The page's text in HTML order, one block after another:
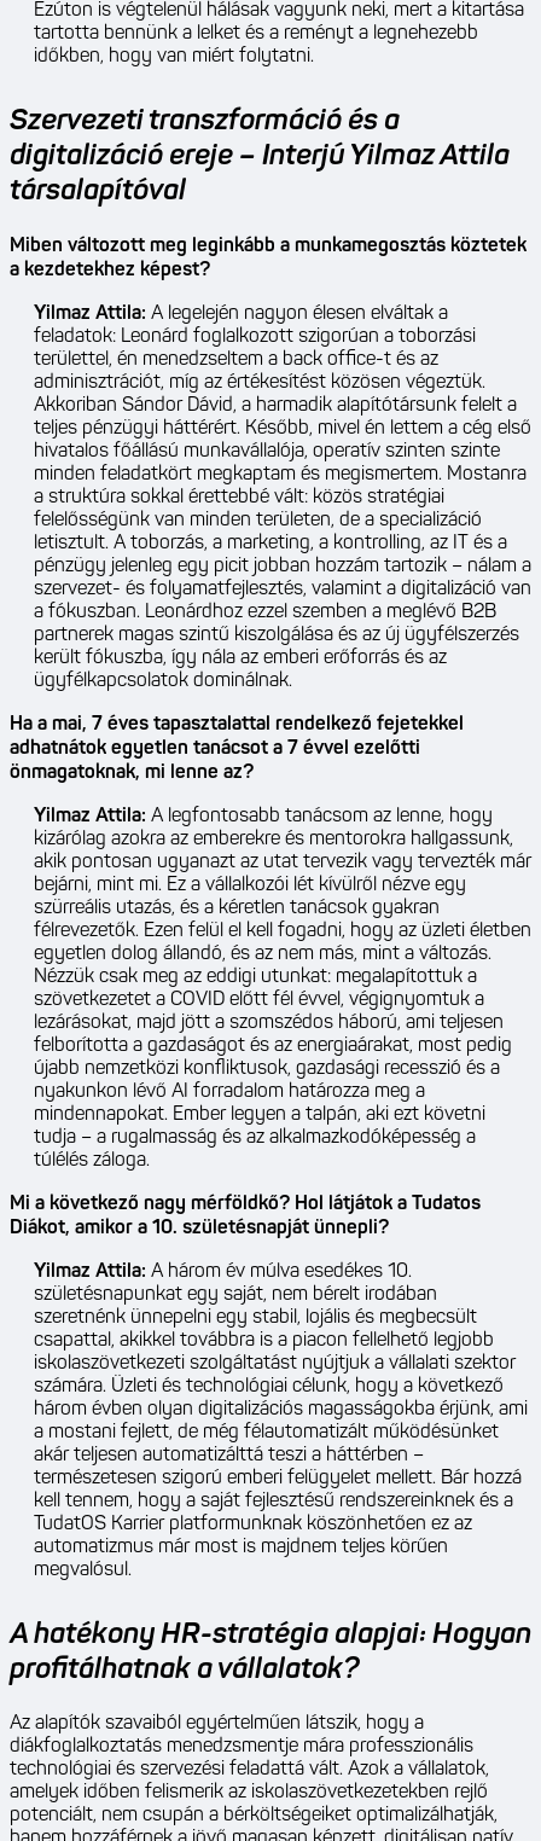
Ezúton is végtelenül hálásak vagyunk neki, mert a kitartása
tartotta bennünk a lelket és a reményt a legnehezebb
időkben, hogy van miért folytatni.
Szervezeti transzformáció és a
digitalizáció ereje – Interjú Yilmaz Attila
társalapítóval
Miben változott meg leginkább a munkamegosztás köztetek
a kezdetekhez képest?
Yilmaz Attila: A legelején nagyon élesen elváltak a
feladatok: Leonárd foglalkozott szigorúan a toborzási
területtel, én menedzseltem a back office-t és az
adminisztrációt, míg az értékesítést közösen végeztük.
Akkoriban Sándor Dávid, a harmadik alapítótársunk felelt a
teljes pénzügyi háttérért. Később, mivel én lettem a cég első
hivatalos főállású munkavállalója, operatív szinten szinte
minden feladatkört megkaptam és megismertem. Mostanra
a struktúra sokkal érettebbé vált: közös stratégiai
felelősségünk van minden területen, de a specializáció
letisztult. A toborzás, a marketing, a kontrolling, az IT és a
pénzügy jelenleg egy picit jobban hozzám tartozik – nálam a
szervezet- és folyamatfejlesztés, valamint a digitalizáció van
a fókuszban. Leonárdhoz ezzel szemben a meglévő B2B
partnerek magas szintű kiszolgálása és az új ügyfélszerzés
került fókuszba, így nála az emberi erőforrás és az
ügyfélkapcsolatok dominálnak.
Ha a mai, 7 éves tapasztalattal rendelkező fejetekkel
adhatnátok egyetlen tanácsot a 7 évvel ezelőtti
önmagatoknak, mi lenne az?
Yilmaz Attila: A legfontosabb tanácsom az lenne, hogy
kizárólag azokra az emberekre és mentorokra hallgassunk,
akik pontosan ugyanazt az utat tervezik vagy tervezték már
bejárni, mint mi. Ez a vállalkozói lét kívülről nézve egy
szürreális utazás, és a kéretlen tanácsok gyakran
félrevezetők. Ezen felül el kell fogadni, hogy az üzleti életben
egyetlen dolog állandó, és az nem más, mint a változás.
Nézzük csak meg az eddigi utunkat: megalapítottuk a
szövetkezetet a COVID előtt fél évvel, végignyomtuk a
lezárásokat, majd jött a szomszédos háború, ami teljesen
felborította a gazdaságot és az energiaárakat, most pedig
újabb nemzetközi konfliktusok, gazdasági recesszió és a
nyakunkon lévő AI forradalom határozza meg a
mindennapokat. Ember legyen a talpán, aki ezt követni
tudja – a rugalmasság és az alkalmazkodóképesség a
túlélés záloga.
Mi a következő nagy mérföldkő? Hol látjátok a Tudatos
Diákot, amikor a 10. születésnapját ünnepli?
Yilmaz Attila: A három év múlva esedékes 10.
születésnapunkat egy saját, nem bérelt irodában
szeretnénk ünnepelni egy stabil, lojális és megbecsült
csapattal, akikkel továbbra is a piacon fellelhető legjobb
iskolaszövetkezeti szolgáltatást nyújtjuk a vállalati szektor
számára. Üzleti és technológiai célunk, hogy a következő
három évben olyan digitalizációs magasságokba érjünk, ami
a mostani fejlett, de még félautomatizált működésünket
akár teljesen automatizálttá teszi a háttérben –
természetesen szigorú emberi felügyelet mellett. Bár hozzá
kell tennem, hogy a saját fejlesztésű rendszereinknek és a
TudatOS Karrier platformunknak köszönhetően ez az
automatizmus már most is majdnem teljes körűen
megvalósul.
A hatékony HR-stratégia alapjai: Hogyan
profitálhatnak a vállalatok?
Az alapítók szavaiból egyértelműen látszik, hogy a
diákfoglalkoztatás menedzsmentje mára professzionális
technológiai és szervezési feladattá vált. Azok a vállalatok,
amelyek időben felismerik az iskolaszövetkezetekben rejlő
potenciált, nem csupán a bérköltségeiket optimalizálhatják,